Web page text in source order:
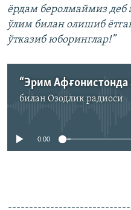
ёрдам беролмаймиз
ўлим билан олишиб
ўтказиб юборинглар!”
билан Озодлик радиоси
Айни дамда
0:00